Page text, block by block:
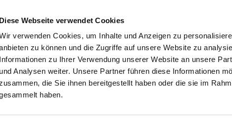
Diese Webseite verwendet Cookies
verwenden Cookies, um Inhalte und Anzeigen zu
zu können und die Zugriffe auf unsere Website zu
Informationen zu Ihrer Verwendung unserer Website an unsere
und Analysen weiter. Unsere Partner führen diese Informationen
die Sie ihnen bereitgestellt haben oder die sie im
haben.
Produkte & Leistungen Über Uns